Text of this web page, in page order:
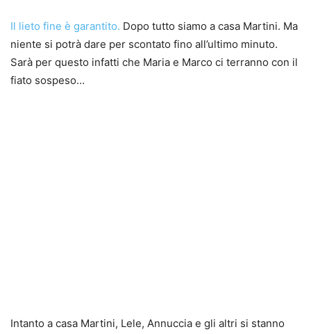
Il lieto fine è garantito. Dopo tutto siamo a casa Martini. Ma
niente si potrà dare per scontato fino all’ultimo minuto.
Sarà per questo infatti che Maria e Marco ci terranno con il
fiato sospeso…
Intanto a casa Martini, Lele, Annuccia e gli altri si stanno